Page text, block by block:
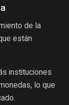
de la
están
instituciones
lo que